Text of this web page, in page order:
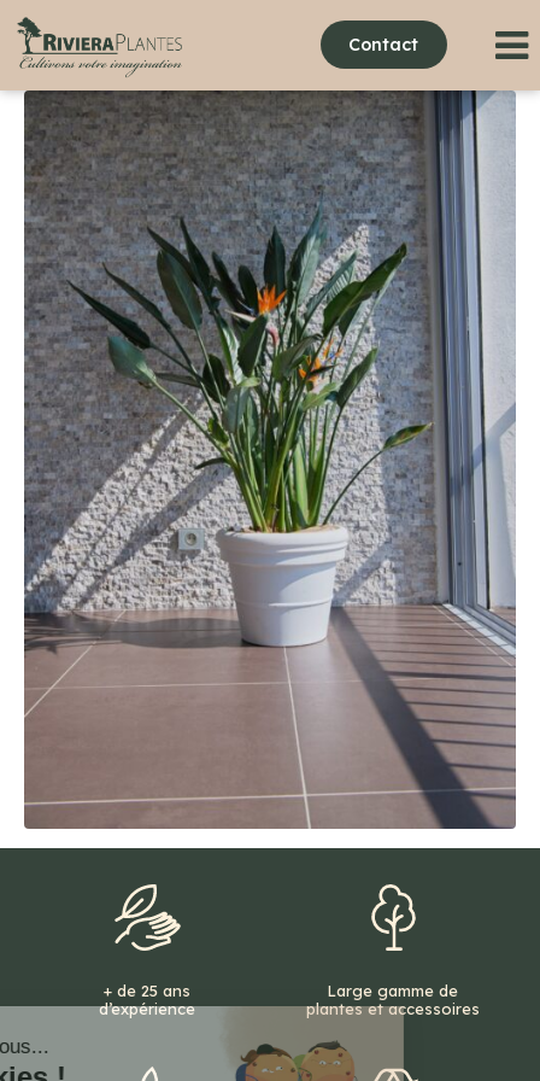
Contact
+ de 25 ans
d’expérience
Large gamme de
plantes et accessoires